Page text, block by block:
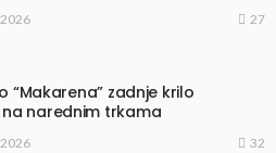
27
“Makarena” zadnje krilo
narednim trkama
32